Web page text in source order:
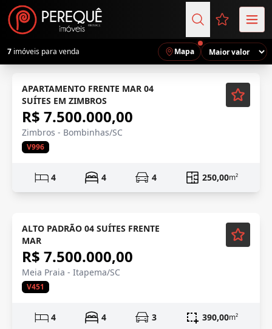
Favoritos
7 imóveis para venda Mapa
Mobiliado
APARTAMENTO FRENTE MAR 04
SUÍTES EM ZIMBROS
R$ 7.500.000,00
Zimbros - Bombinhas/SC
V996
4 4 4 250,00m²
Mobiliado
ALTO PADRÃO 04 SUÍTES FRENTE
MAR
R$ 7.500.000,00
Meia Praia - Itapema/SC
V451
4 4 3 390,00m²